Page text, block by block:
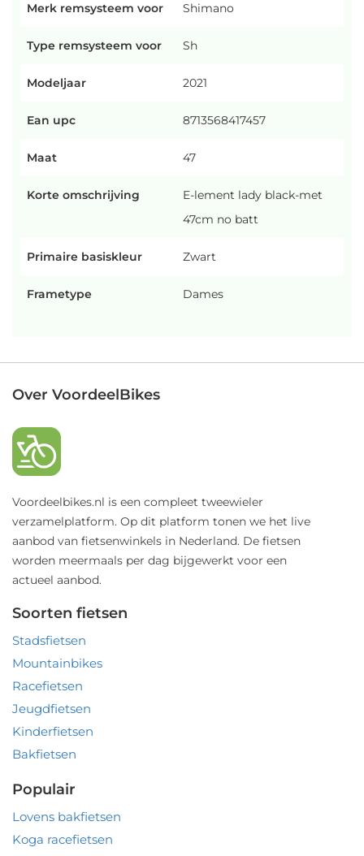
Merk remsysteem voor Shimano
Type remsysteem voor Sh
Modeljaar 2021
Ean upc 8713568417457
Maat 47
Korte omschrijving
E-lement lady black-met
47cm no batt
Primaire basiskleur Zwart
Frametype Dames
Over VoordeelBikes
Voordeelbikes.nl is een compleet tweewieler
verzamelplatform. Op dit platform tonen we het live
aanbod van fietsenwinkels in Nederland. De fietsen
worden meermaals per dag bijgewerkt voor een
actueel aanbod.
Soorten fietsen
Stadsfietsen
Mountainbikes
Racefietsen
Jeugdfietsen
Kinderfietsen
Bakfietsen
Populair
Lovens bakfietsen
Koga racefietsen